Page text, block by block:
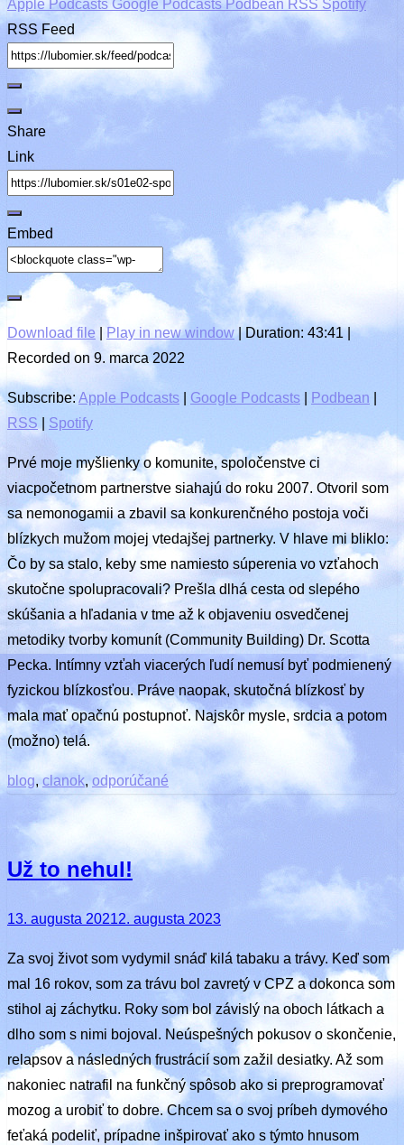
Apple Podcasts Google PodcastsPodbean RSS Spotify
RSS Feed
Share
Link
Embed
Download file Play in new window| Duration: 43:41|
Recorded on 9. marca 2022
Subscribe: Apple Podcasts Google Podcasts Podbean
RSS
Spotify
Prvé moje myšlienky o komunite, spoločenstve ci
viacpočetnom partnerstve siahajú do roku 2007. Otvoril som
sa nemonogamii a zbavil sa konkurenčného postoja voči
blízkych mužom mojej vtedajšej partnerky. V hlave mi bliklo:
Čo by sa stalo, keby sme namiesto súperenia vo vzťahoch
skutočne spolupracovali? Prešla dlhá cesta od slepého
skúšania a hľadania v tme až k objaveniu osvedčenej
metodiky tvorby komunít (Community Building) Dr. Scotta
Pecka. Intímny vzťah viacerých ľudí nemusí byť podmienený
fyzickou blízkosťou. Práve naopak, skutočná blízkosť by
mala mať opačnú postupnoť. Najskôr mysle, srdcia a potom
(možno) telá.
blog,clanok, odporúčané
Už to nehul!
Posted
13. augusta 20212. augusta 2023
Za svoj život som vydymil snáď kilá tabaku a trávy. Keď som
mal 16 rokov, som za trávu bol zavretý v CPZ a dokonca som
stihol aj záchytku. Roky som bol závislý na oboch látkach a
dlho som s nimi bojoval. Neúspešných pokusov o skončenie,
relapsov a následných frustrácií som zažil desiatky. Až som
nakoniec natrafil na funkčný spôsob ako si preprogramovať
mozog a urobiť to dobre. Chcem sa o svoj príbeh dymového
feťaká podeliť, prípadne inšpirovať ako s týmto hnusom